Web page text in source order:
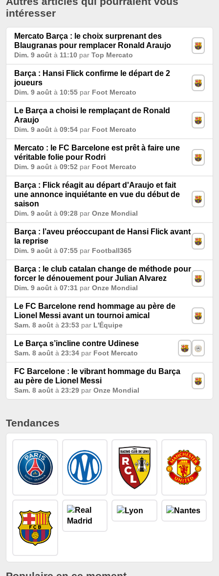
intéresser
Mercato Barça : le choix surprenant des
Blaugranas pour remplacer Ronald Araujo
Dim. 9 août à 11:10 par Top Mercato
Barça : Hansi Flick confirme le départ de 2
joueurs
Dim. 9 août à 10:55 par Foot Mercato
Le Barça a choisi le remplaçant de Ronald
Araujo
Dim. 9 août à 09:54 par Foot Mercato
Mercato : le FC Barcelone est prêt à faire une
véritable folie pour Rodri
Dim. 9 août à 09:52 par Foot Mercato
Barça : Flick réagit au départ d'Araujo et fait
une annonce inquiétante en vue du début de
saison
Dim. 9 août à 09:28 par Onze Mondial
Barça : l’aveu préoccupant de Hansi Flick avant
la reprise
Dim. 9 août à 07:55 par Football365
Barça : le club catalan change de méthode pour
forcer le dénouement pour Julian Alvarez
Dim. 9 août à 07:31 par Onze Mondial
Le FC Barcelone rend hommage au père de
Lionel Messi avant un tournoi amical
Sam. 8 août à 23:53 par L'Équipe
Le Barça s’incline contre Udinese
Sam. 8 août à 23:34 par Foot Mercato
FC Barcelone : le vibrant hommage du Barça
au père de Lionel Messi
Sam. 8 août à 23:29 par Onze Mondial
Tendances